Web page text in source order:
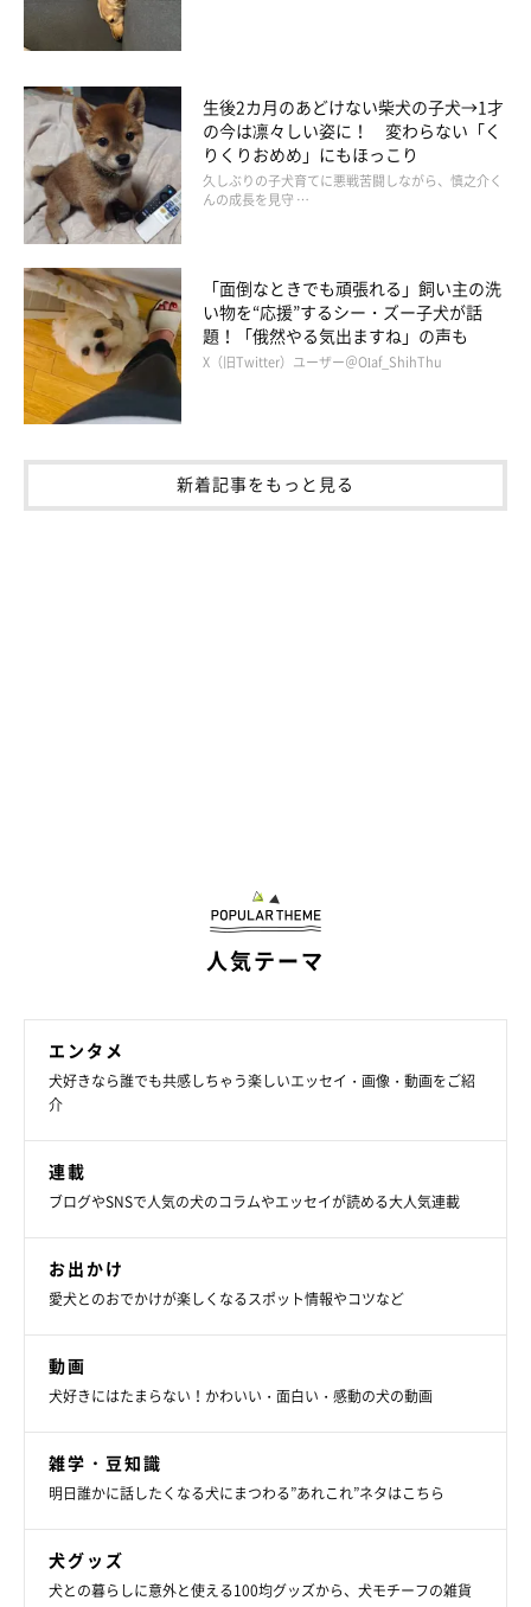
@hanahana.1202
「もう、首が忙しいワン(*_*)！」
とでも言うかのように、自分から飼い主さんに近づく花ちゃんな
のでした。
首をかしげる姿、とーってもかわいいので、ぜひこちらの動画で
ご覧くださいね♪
ママの口笛に、反応(^з^)-☆ ハナちゃん、お首が凄く傾いて
飼い主さんによると、イタズラをしているときでも、口笛の音が
聞こえるとパッタリやめるのだそう！
飼い主さんの口笛にまんまとあやつられてしまう花ちゃんなので
した(*´Д｀)♡
★Instagram、Twitterで「#いぬのきもち」「#いぬのきもち部」
文／Ayano Yamabuki
生後2カ月のあどけない柴犬の子犬→1才
の今は凛々しい姿に！ 変わらない「く
りくりおめめ」にもほっこり
久しぶりの子犬育てに悪戦苦闘しながら、慎之介く
んの成長を見守 …
「面倒なときでも頑張れる」飼い主の洗
い物を“応援”するシー・ズー子犬が話
題！「俄然やる気出ますね」の声も
X（旧Twitter）ユーザー＠Olaf_ShihThu
新着記事をもっと見る
人気テーマ
エンタメ
犬好きなら誰でも共感しちゃう楽しいエッセイ・画像・動画をご紹
介
連載
ブログやSNSで人気の犬のコラムやエッセイが読める大人気連載
お出かけ
愛犬とのおでかけが楽しくなるスポット情報やコツなど
動画
犬好きにはたまらない！かわいい・面白い・感動の犬の動画
雑学・豆知識
明日誰かに話したくなる犬にまつわる”あれこれ”ネタはこちら
犬グッズ
犬との暮らしに意外と使える100均グッズから、犬モチーフの雑貨